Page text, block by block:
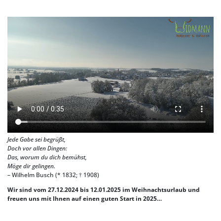
Jede Gabe sei begrüßt,
Doch vor allen Dingen:
Das, worum du dich bemühst,
Möge dir gelingen.
– Wilhelm Busch (* 1832; † 1908)
Wir sind vom 27.12.2024 bis 12.01.2025 im Weihnachtsurlaub und
freuen uns mit Ihnen auf einen guten Start in 2025…